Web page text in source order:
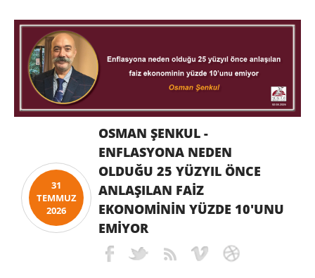
31
TEMMUZ
2026
OSMAN ŞENKUL -
ENFLASYONA NEDEN
OLDUĞU 25 YÜZYIL ÖNCE
ANLAŞILAN FAIZ
EKONOMININ YÜZDE 10'UNU
EMIYOR